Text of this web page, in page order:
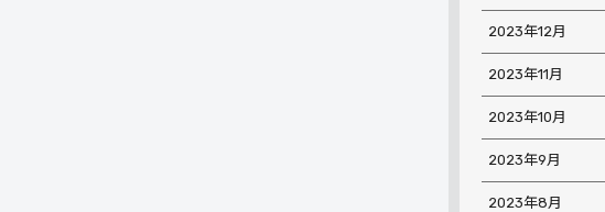
2023年12月
2023年11月
2023年10月
2023年9月
2023年8月